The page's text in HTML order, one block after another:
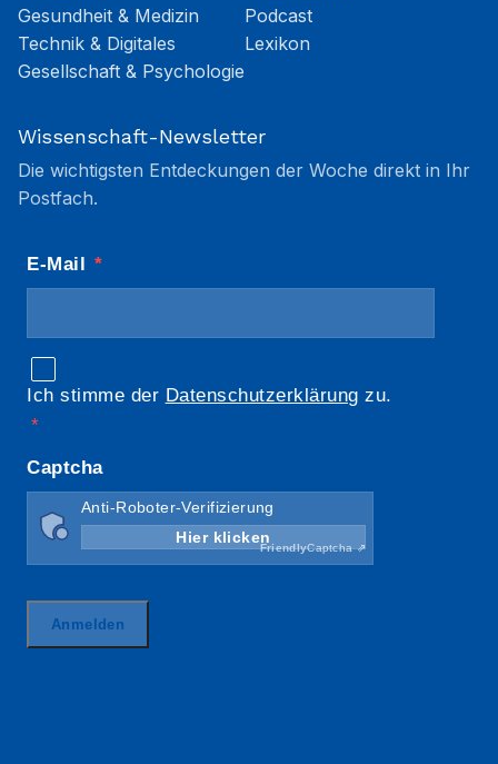
Gesundheit & Medizin
Technik & Digitales
Gesellschaft & Psychologie
Podcast
Lexikon
Wissenschaft-Newsletter
Die wichtigsten Entdeckungen der Woche direkt in Ihr
Postfach.